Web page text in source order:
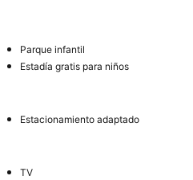
Parque infantil
Estadía gratis para niños
Estacionamiento adaptado
TV